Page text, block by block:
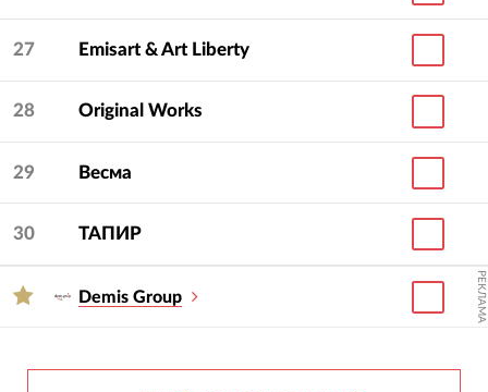
27 Emisart & Art Liberty
28 Original Works
29 Весма
30 ТАПИР
Demis Group РЕКЛАМА